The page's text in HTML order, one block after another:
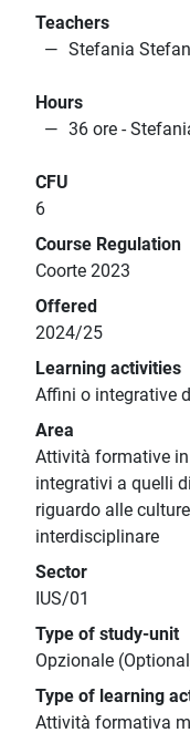
Teachers
Stefania
Hours
36 ore -
CFU
6
Course Regulation
Coorte 2023
Offered
2024/25
Learning activities
Affini o integrative
Area
Attività formative
integrativi a quelli
riguardo alle
interdisciplinare
Sector
IUS/01
Type of study-unit
Opzionale
Type of learning
Attività formativa